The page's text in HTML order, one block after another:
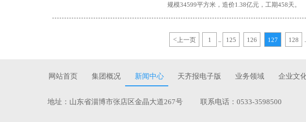
规模34599平方米，造价1.38亿元，工期458天。
< 上一页 1 125 126 127 128
网站首页 集团概况 新闻中心 天齐报电子版 业务领域 企业文
地址：山东省淄博市张店区金晶大道267号 联系电话：0533-3598500